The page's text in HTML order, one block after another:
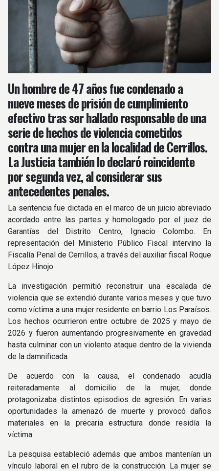
Un hombre de 47 años fue condenado a
nueve meses de prisión de cumplimiento
efectivo tras ser hallado responsable de una
serie de hechos de violencia cometidos
contra una mujer en la localidad de Cerrillos.
La Justicia también lo declaró reincidente
por segunda vez, al considerar sus
antecedentes penales.
La sentencia fue dictada en el marco de un juicio abreviado
acordado entre las partes y homologado por el juez de
Garantías del Distrito Centro, Ignacio Colombo. En
representación del Ministerio Público Fiscal intervino la
Fiscalía Penal de Cerrillos, a través del auxiliar fiscal Roque
López Hinojo.
La investigación permitió reconstruir una escalada de
violencia que se extendió durante varios meses y que tuvo
como víctima a una mujer residente en barrio Los Paraísos.
Los hechos ocurrieron entre octubre de 2025 y mayo de
2026 y fueron aumentando progresivamente en gravedad
hasta culminar con un violento ataque dentro de la vivienda
de la damnificada.
De acuerdo con la causa, el condenado acudía
reiteradamente al domicilio de la mujer, donde
protagonizaba distintos episodios de agresión. En varias
oportunidades la amenazó de muerte y provocó daños
materiales en la precaria estructura donde residía la
víctima.
La pesquisa estableció además que ambos mantenían un
vínculo laboral en el rubro de la construcción. La mujer se